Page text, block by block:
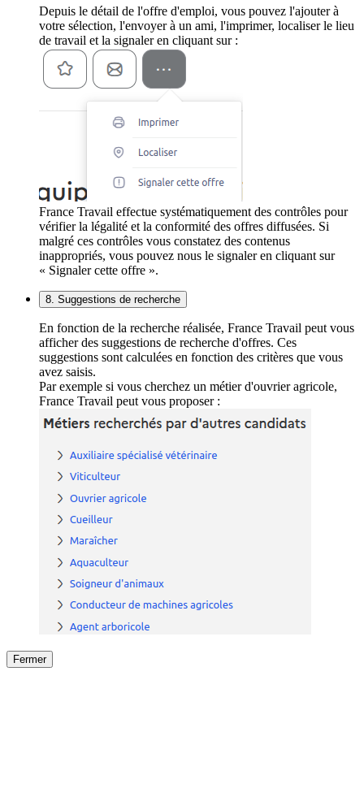
Depuis le détail de l'offre d'emploi, vous pouvez l'ajouter à
votre sélection, l'envoyer à un ami, l'imprimer, localiser le lieu
de travail et la signaler en cliquant sur :
France Travail effectue systématiquement des contrôles pour
vérifier la légalité et la conformité des offres diffusées. Si
malgré ces contrôles vous constatez des contenus
inappropriés, vous pouvez nous le signaler en cliquant sur
« Signaler cette offre ».
8. Suggestions de recherche
En fonction de la recherche réalisée, France Travail peut vous
afficher des suggestions de recherche d'offres. Ces
suggestions sont calculées en fonction des critères que vous
avez saisis.
Par exemple si vous cherchez un métier d'ouvrier agricole,
France Travail peut vous proposer :
Fermer